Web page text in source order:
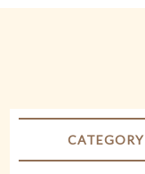
CATEGORY